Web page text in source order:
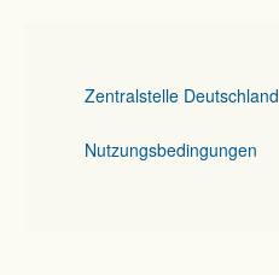
Zentralstelle Deutschland
Nutzungsbedingungen